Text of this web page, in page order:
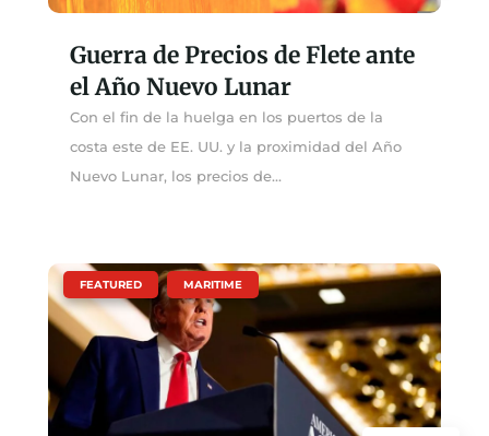
Guerra de Precios de Flete ante
el Año Nuevo Lunar
Con el fin de la huelga en los puertos de la
costa este de EE. UU. y la proximidad del Año
Nuevo Lunar, los precios de...
| FEATURED MARITIME